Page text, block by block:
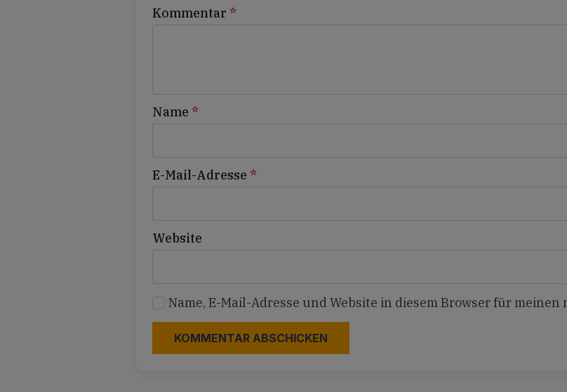
Kommentar *
Name *
E-Mail-Adresse *
Website
Name, E-Mail-Adresse und Website in diesem Browser für